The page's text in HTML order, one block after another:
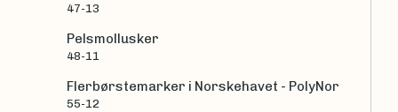
47-13
Pelsmollusker
48-11
Flerbørstemarker i Norskehavet - PolyNor
55-12